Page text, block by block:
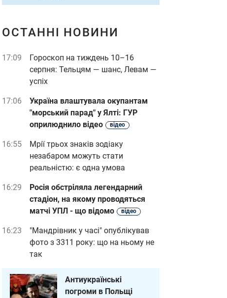
ОСТАННІ НОВИНИ
17:09
Гороскоп на тиждень 10–16
серпня: Тельцям — шанс, Левам —
успіх
17:06
Україна влаштувала окупантам
"морський парад" у Ялті: ГУР
оприлюднило відео
відео
16:55
Мрії трьох знаків зодіаку
незабаром можуть стати
реальністю: є одна умова
16:29
Росія обстріляла легендарний
стадіон, на якому проводяться
матчі УПЛ - що відомо
відео
16:23
"Мандрівник у часі" опублікував
фото з 3311 року: що на ньому не
так
Антиукраїнські
погроми в Польщі